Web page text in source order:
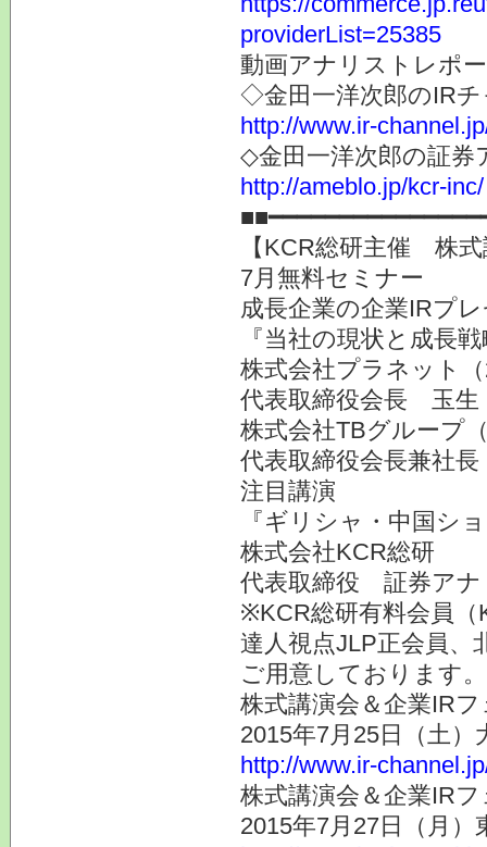
providerList=25385
動画アナリストレポ
◇金田一洋次郎のIR
http://www.ir-
◇金田一洋次郎の証券
http://ameblo.jp/kcr-inc/
【KCR総研主催 株
7月無料セミナー
成長企業の企業IRプ
『当社の現状と成長
株式会社プラネッ
代表取締役会長 玉
株式会社TBグループ
代表取締役会長兼
注目講演
『ギリシャ・中国シ
株式会社KCR総研
代表取締役 証券ア
※KCR総研有料会員（
達人視点JLP正会員、
ご用意しております。
株式講演会＆企業IR
2015年7月25日（土
http://www.ir-
株式講演会＆企業IR
2015年7月27日（月